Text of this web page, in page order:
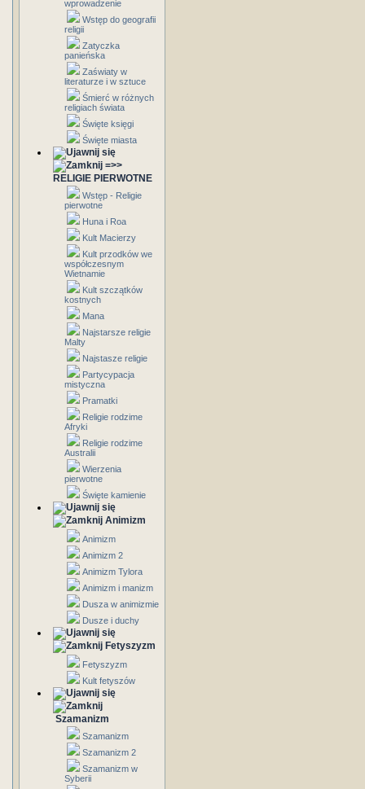
wprowadzenie
Wstęp do geografii
religii
Zatyczka
panieńska
Zaświaty w
literaturze i w sztuce
Śmierć w różnych
religiach świata
Święte księgi
Święte miasta
=>>
RELIGIE PIERWOTNE
Wstęp - Religie
pierwotne
Huna i Roa
Kult Macierzy
Kult przodków we
współczesnym
Wietnamie
Kult szczątków
kostnych
Mana
Najstarsze religie
Malty
Najstasze religie
Partycypacja
mistyczna
Pramatki
Religie rodzime
Afryki
Religie rodzime
Australii
Wierzenia
pierwotne
Święte kamienie
Animizm
Animizm
Animizm 2
Animizm Tylora
Animizm i manizm
Dusza w animizmie
Dusze i duchy
Fetyszyzm
Fetyszyzm
Kult fetyszów
Szamanizm
Szamanizm
Szamanizm 2
Szamanizm w
Syberii